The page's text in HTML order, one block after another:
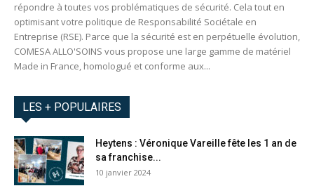
répondre à toutes vos problématiques de sécurité. Cela tout en
optimisant votre politique de Responsabilité Sociétale en
Entreprise (RSE). Parce que la sécurité est en perpétuelle évolution,
COMESA ALLO'SOINS vous propose une large gamme de matériel
Made in France, homologué et conforme aux...
LES + POPULAIRES
Heytens : Véronique Vareille fête les 1 an de
sa franchise...
10 janvier 2024